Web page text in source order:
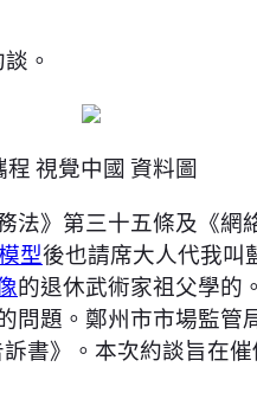
。
程 視覺中國 資料圖
法》第三十五條及《網
型後也請席大人代我叫
的退休武術家祖父學的。
題。鄭州市市場監
書》。本次約談旨在